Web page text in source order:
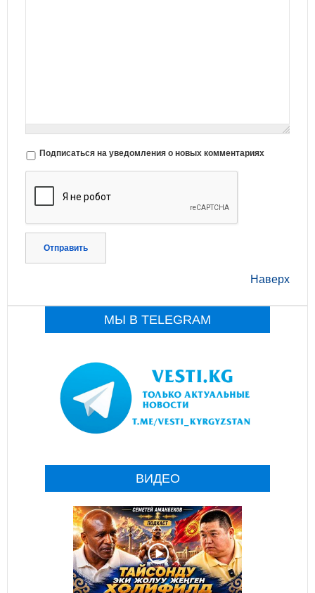
Подписаться на уведомления о новых комментариях
Отправить
Наверх
МЫ В TELEGRAM
ВИДЕО